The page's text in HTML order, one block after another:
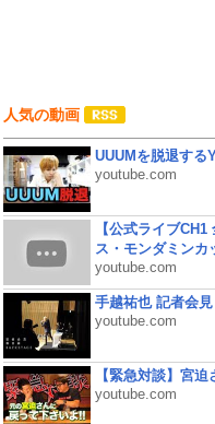
人気の動画
UUUMを脱退する
youtube.com
【公式ライブ
ス・モンダミンカ
youtube.com
手越祐也 記者会
youtube.com
【緊急対談】宮
youtube.com